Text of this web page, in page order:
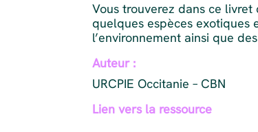
Vous trouverez dans ce
quelques espèces exotiques
l’environnement ainsi que
Auteur :
URCPIE Occitanie – CBN
Lien vers la ressource